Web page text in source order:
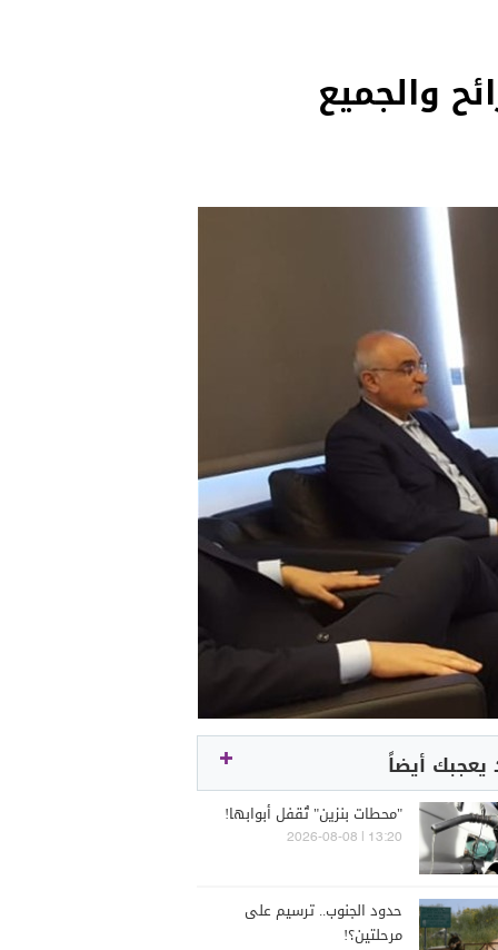
والجميع
يعجبك أيضاً
"محطات بنزين" تُقفل أبوابها!
13:20 | 2026-08-08
حدود الجنوب.. ترسيم على
مرحلتين؟!